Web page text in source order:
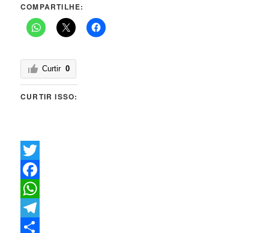
COMPARTILHE:
Curtir 0
CURTIR ISSO:
Twitter
Facebook
WhatsApp
Telegram